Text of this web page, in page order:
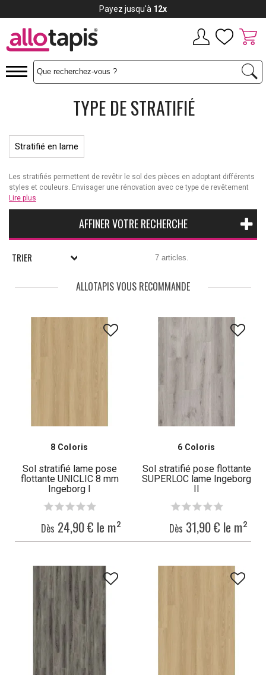
TYPE DE STRATIFIÉ
Stratifié en lame
Les stratifiés permettent de revêtir le sol des pièces en adoptant différents
styles et couleurs. Envisager une rénovation avec ce type de revêtement
de sol améliore le confort et garantit un environnement sain et élégant. On
distingue généralement différents types de sols stratifiés. Découvrez ici
les différents types de stratifiés qui existent.
Lire plus
AFFINER VOTRE RECHERCHE
TRIER 7 articles.
ALLOTAPIS VOUS RECOMMANDE
8 Coloris
Sol stratifié lame pose
flottante UNICLIC 8 mm
Ingeborg I
Dès 24,90 € le m²
6 Coloris
Sol stratifié pose flottante
SUPERLOC lame Ingeborg
II
Dès 31,90 € le m²
Payez jusqu'à 12x